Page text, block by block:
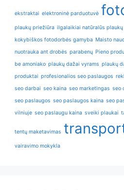
ekstraktai elektroninė parduotuvė
plaukų priežiūra ilgalaikiai natūralūs plaukų
kokybiškos fotodorbės gamyba Maisto
nuotrauka ant drobės parabenų Pieno
be amoniako plaukų dažai vyrams plaukų
produktai profesionalios seo paslaugos
seo darbai seo kaina seo marketingas seo
seo paslaugos seo paslaugos kaina seo
vilniuje seo paslaugu kaina sveiki plaukai
tentų maketavimas
vairavimo mokykla